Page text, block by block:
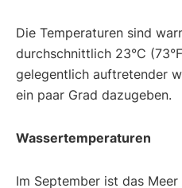
Die Temperaturen sind
durchschnittlich 23°C
gelegentlich auftretender
ein paar Grad dazugeben.
Wassertemperaturen
Im September ist das